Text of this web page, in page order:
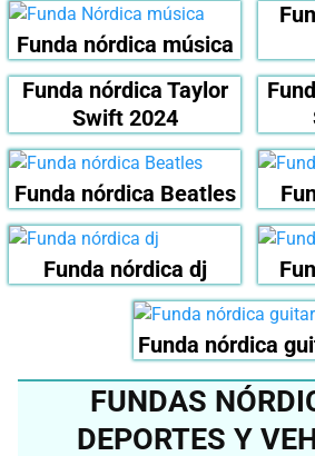
Funda nórdica música
Funda nórdica Taylor
Swift 2024
Funda nórdica Beatles
Funda nórdica dj
Funda nórdica
FUNDAS
DEPORTES Y